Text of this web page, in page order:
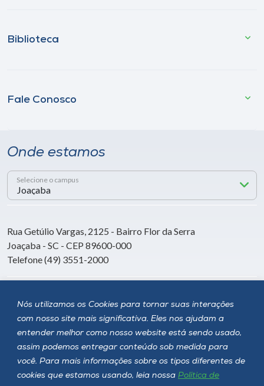
Nós utilizamos os Cookies para tornar suas interações
com nosso site mais significativa. Eles nos ajudam a
entender melhor como nosso website está sendo usado,
assim podemos entregar conteúdo sob medida para
você. Para mais informações sobre os tipos diferentes de
cookies que estamos usando, leia nossa Política de
Biblioteca
Fale Conosco
Onde estamos
Selecione o campus
Rua Getúlio Vargas, 2125 - Bairro Flor da Serra
Joaçaba - SC - CEP 89600-000
Telefone (49) 3551-2000
Siga a Unoesc